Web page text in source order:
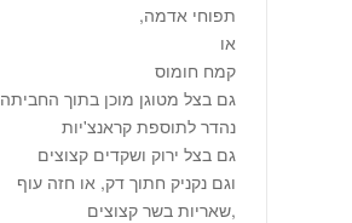
תפוחי אדמה,
או
קמח חומוס
גם בצל מטוגן מוכן בתוך החביתה
נהדר לתוספת קראנצ'יות
גם בצל ירוק ושקדים קצוצים
וגם נקניק חתוך דק, או חזה עוף
,שאריות בשר קצוצים